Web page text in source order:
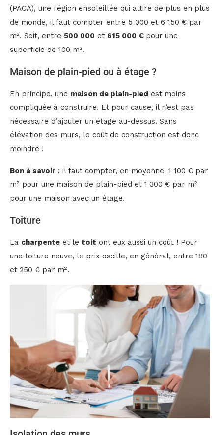
(PACA), une région ensoleillée qui attire de plus en plus
de monde, il faut compter entre 5 000 et 6 150 € par
m². Soit, entre 500 000 et 615 000 € pour une
superficie de 100 m².
Maison de plain-pied ou à étage ?
En principe, une maison de plain-pied est moins
compliquée à construire. Et pour cause, il n’est pas
nécessaire d’ajouter un étage au-dessus. Sans
élévation des murs, le coût de construction est donc
moindre !
Bon à savoir : il faut compter, en moyenne, 1 100 € par
m² pour une maison de plain-pied et 1 300 € par m²
pour une maison avec un étage.
Toiture
La charpente et le toit ont eux aussi un coût ! Pour
une toiture neuve, le prix oscille, en général, entre 180
et 250 € par m².